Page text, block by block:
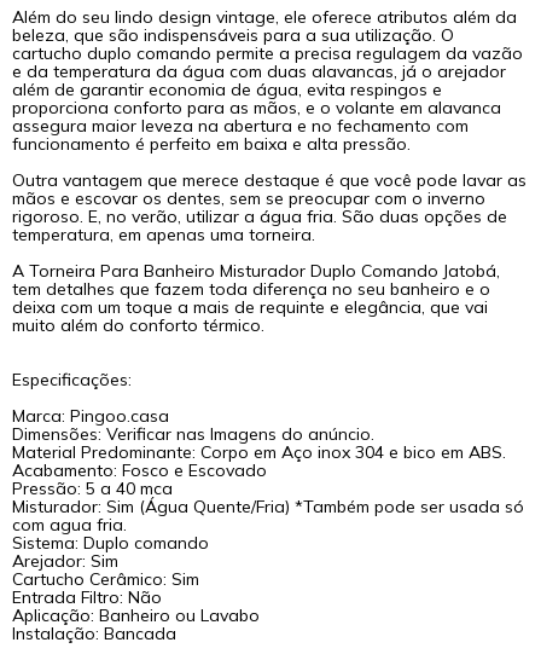
Além do seu lindo design vintage, ele oferece atributos além da
beleza, que são indispensáveis para a sua utilização. O
cartucho duplo comando permite a precisa regulagem da vazão
e da temperatura da água com duas alavancas, já o arejador
além de garantir economia de água, evita respingos e
proporciona conforto para as mãos, e o volante em alavanca
assegura maior leveza na abertura e no fechamento com
funcionamento é perfeito em baixa e alta pressão.
Outra vantagem que merece destaque é que você pode lavar as
mãos e escovar os dentes, sem se preocupar com o inverno
rigoroso. E, no verão, utilizar a água fria. São duas opções de
temperatura, em apenas uma torneira.
A Torneira Para Banheiro Misturador Duplo Comando Jatobá,
tem detalhes que fazem toda diferença no seu banheiro e o
deixa com um toque a mais de requinte e elegância, que vai
muito além do conforto térmico.
Especificações:
Marca: Pingoo.casa
Dimensões: Verificar nas Imagens do anúncio.
Material Predominante: Corpo em Aço inox 304 e bico em ABS.
Acabamento: Fosco e Escovado
Pressão: 5 a 40 mca
Misturador: Sim (Água Quente/Fria) *Também pode ser usada só
com agua fria.
Sistema: Duplo comando
Arejador: Sim
Cartucho Cerâmico: Sim
Entrada Filtro: Não
Aplicação: Banheiro ou Lavabo
Instalação: Bancada